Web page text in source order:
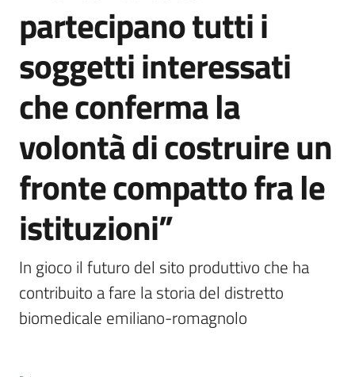
partecipano tutti i
soggetti interessati
che conferma la
volontà di costruire un
fronte compatto fra le
istituzioni”
In gioco il futuro del sito produttivo che ha
contribuito a fare la storia del distretto
biomedicale emiliano-romagnolo